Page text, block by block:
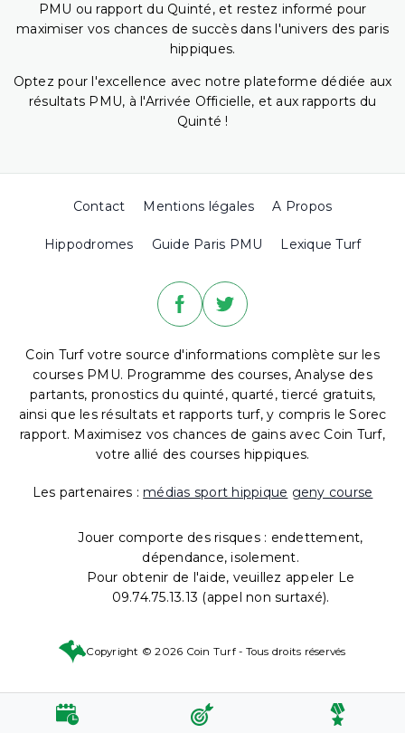
PMU ou rapport du Quinté, et restez informé pour
maximiser vos chances de succès dans l'univers des paris
hippiques.
Optez pour l'excellence avec notre plateforme dédiée aux
résultats PMU, à l'Arrivée Officielle, et aux rapports du
Quinté !
Contact Mentions légales A Propos
Hippodromes Guide Paris PMU Lexique Turf
Coin Turf votre source d'informations complète sur les
courses PMU. Programme des courses, Analyse des
partants, pronostics du quinté, quarté, tiercé gratuits,
ainsi que les résultats et rapports turf, y compris le Sorec
rapport. Maximisez vos chances de gains avec Coin Turf,
votre allié des courses hippiques.
Les partenaires : médias sport hippique geny course
Jouer comporte des risques : endettement,
dépendance, isolement.
Pour obtenir de l'aide, veuillez appeler Le
09.74.75.13.13 (appel non surtaxé).
Copyright © 2026 Coin Turf - Tous droits réservés